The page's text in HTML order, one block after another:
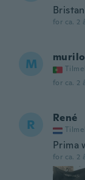
for ca. 2
M murilo
for ca. 2
R René
Prima
for ca. 2